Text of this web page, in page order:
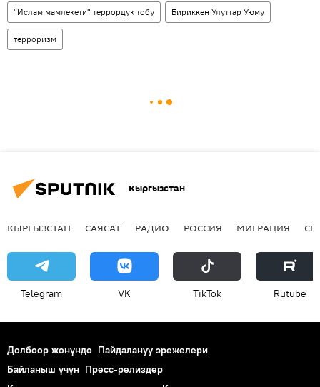
"Ислам мамлекети" террордук тобу Бириккен Улуттар Уюму
терроризм
Кыргызстан
КЫРГЫЗСТАН САЯСАТ РАДИО РОССИЯ МИГРАЦИЯ
Telegram VK ТikТоk Rutube
Долбоор жөнүндө Пайдалануу эрежелери
Байланыш үчүн Пресс-релиздер